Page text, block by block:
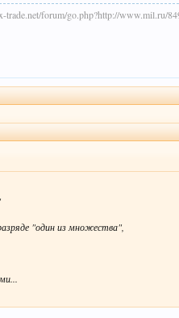
forum/go.php?http://
"один из множества",